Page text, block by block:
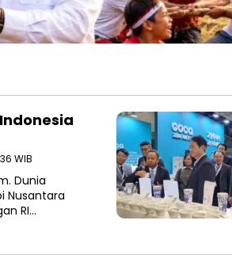
WIB
Dunia
Nusantara
RI…